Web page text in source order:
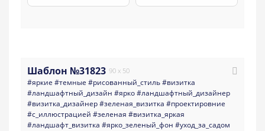
Шаблон №31823 90 x 50
#яркие #темные #рисованный_стиль#визитка
#ландшафтный_дизайн #ярко#ландшафтный_дизайнер
#визитка_дизайнер#зеленая_визитка #проектировние
#с_иллюстрацией #зеленая #визитка_яркая
#ландшафт_визитка #ярко_зеленый_фон #уход_за_садом